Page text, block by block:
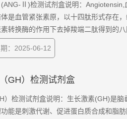
Ⅱ)检测试剂盒说明：Angiotensin,
是血管紧张素原，以十四肽形式存在
转换酶的作用下去掉羧端二肽得到的
，而血管紧张素Ⅱ却具有使血管平滑肌
：2025-06-12
GH）检测试剂盒
）检测试剂盒说明：生长激素(GH)是
能是刺激代谢、促进蛋白质合成和脂